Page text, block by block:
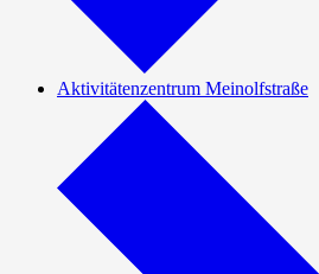
Aktivitätenzentrum Meinolfstraße